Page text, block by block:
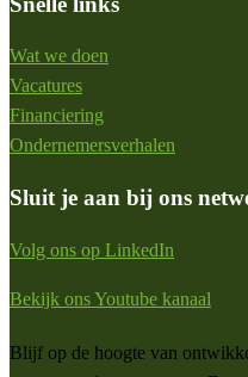
Wat we doen
Vacatures
Financiering
Ondernemersverhalen
Sluit je aan bij ons
Volg ons op LinkedIn
Bekijk ons Youtube kanaal
Blijf op de hoogte van